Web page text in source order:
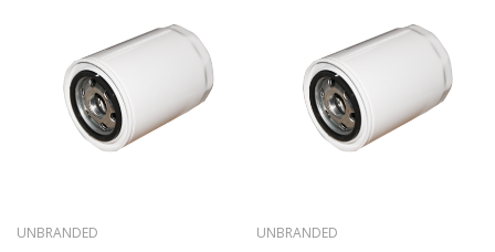
UNBRANDED UNBRANDED